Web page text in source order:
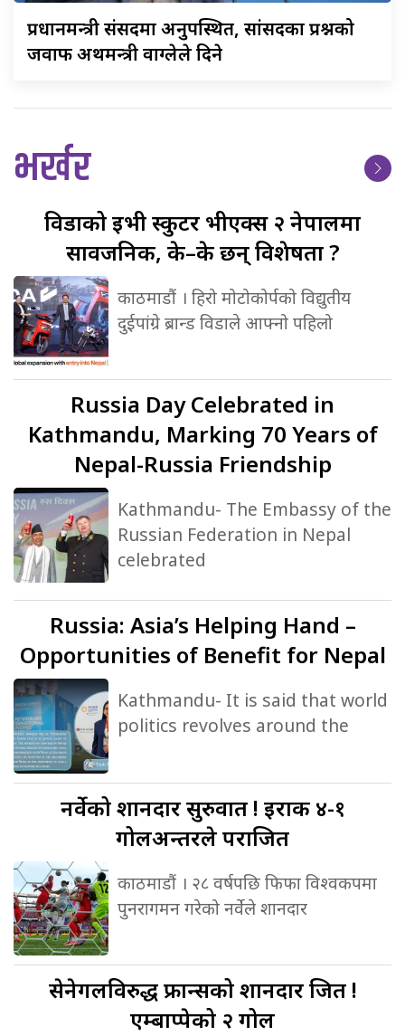
प्रधानमन्त्रीसंसदमा अनुपस्थित, सांसदका प्रश्नको
जवाफ अर्थमन्त्री वाग्लेले दिने
भर्खर
विडाकोईभी स्कुटर भीएक्स २ नेपालमा
सार्वजनिक, के–के छन् विशेषता ?
काठमाडौं । हिरो मोटोकोर्पको विद्युतीय
दुईपांग्रे ब्रान्ड विडाले आफ्नो पहिलो
Russia Day Celebrated in
Kathmandu, Marking 70 Years of
Nepal-Russia Friendship
Kathmandu- The Embassy of the
Russian Federation in Nepal
celebrated
Russia: Asia’s Helping Hand –
Opportunities of Benefit for Nepal
Kathmandu- It is said that world
politics revolves around the
नर्वेकोशानदार सुरुवात ! इराक ४-१
गोलअन्तरले पराजित
काठमाडौं । २८ वर्षपछि फिफा विश्वकपमा
पुनरागमन गरेको नर्वेले शानदार
सेनेगलविरुद्धफ्रान्सको शानदार जित !
एम्बाप्पेको २ गोल